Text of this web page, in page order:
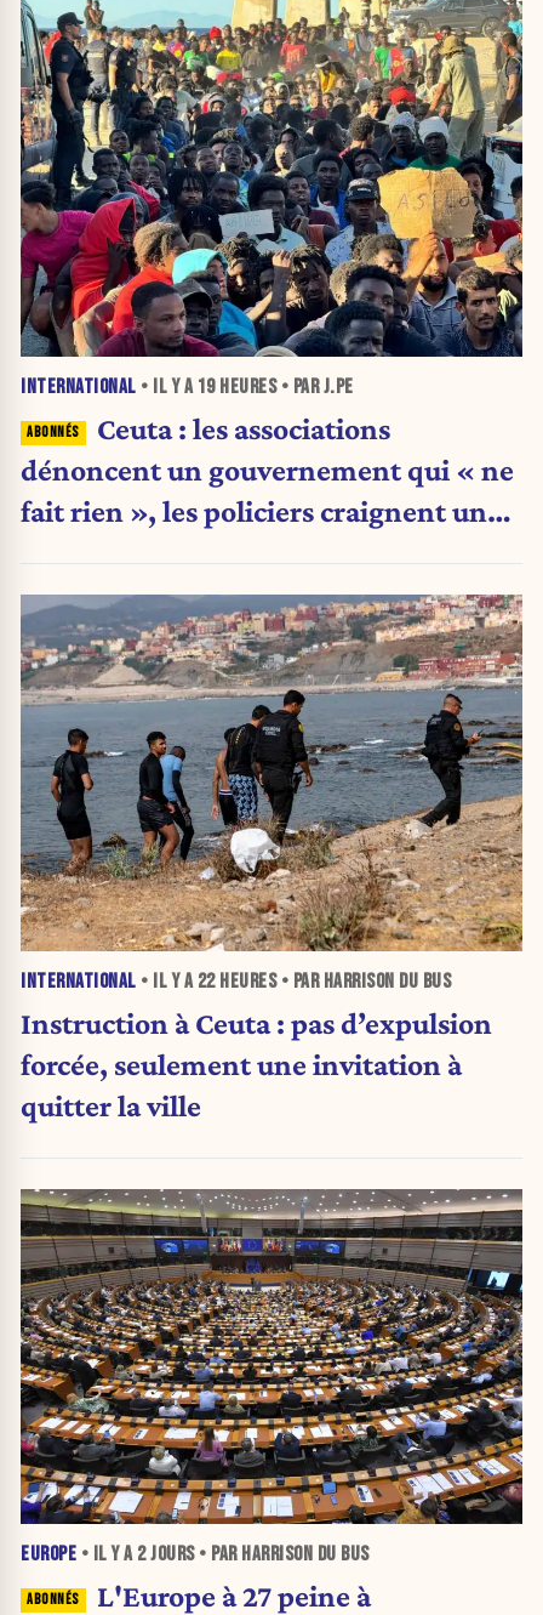
INTERNATIONAL • IL Y A 19 HEURES• PAR J.PE
Ceuta : les associations
dénoncent un gouvernement qui « ne
fait rien », les policiers craignent une
INTERNATIONAL • IL Y A 22 HEURES• PAR HARRISON DU BUS
Instruction à Ceuta : pas d’expulsion
forcée, seulement une invitation à
quitter la ville
EUROPE • IL Y A 2 JOURS• PAR HARRISON DU BUS
L'Europe à 27 peine à